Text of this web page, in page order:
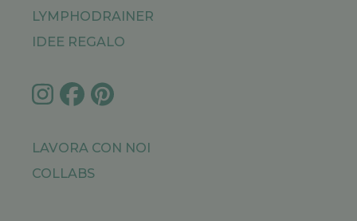
LYMPHODRAINER
IDEE REGALO
LAVORA CON NOI
COLLABS